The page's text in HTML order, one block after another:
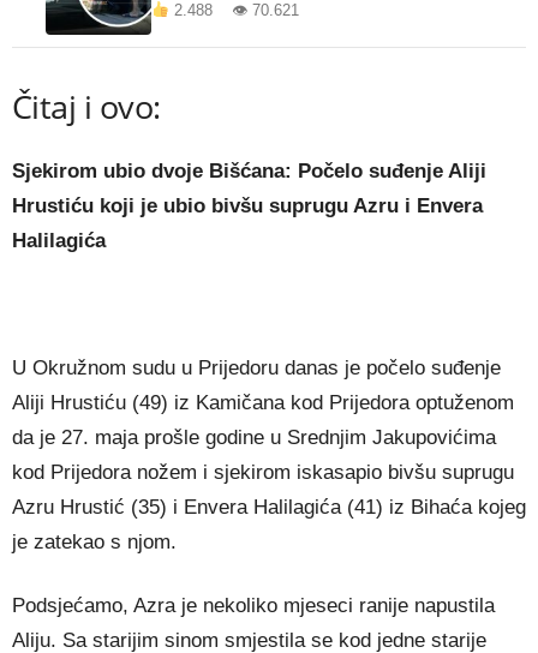
2.488 👁 70.621
Čitaj i ovo:
Sjekirom ubio dvoje Bišćana: Počelo suđenje Aliji
Hrustiću koji je ubio bivšu suprugu Azru i Envera
Halilagića
U Okružnom sudu u Prijedoru danas je počelo suđenje
Aliji Hrustiću (49) iz Kamičana kod Prijedora optuženom
da je 27. maja prošle godine u Srednjim Jakupovićima
kod Prijedora nožem i sjekirom iskasapio bivšu suprugu
Azru Hrustić (35) i Envera Halilagića (41) iz Bihaća kojeg
je zatekao s njom.
Podsjećamo, Azra je nekoliko mjeseci ranije napustila
Aliju. Sa starijim sinom smjestila se kod jedne starije